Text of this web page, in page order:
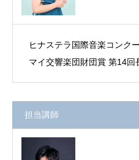
ヒナステラ国際音楽コンク
マイ交響楽団財団賞 第14回
担当講師